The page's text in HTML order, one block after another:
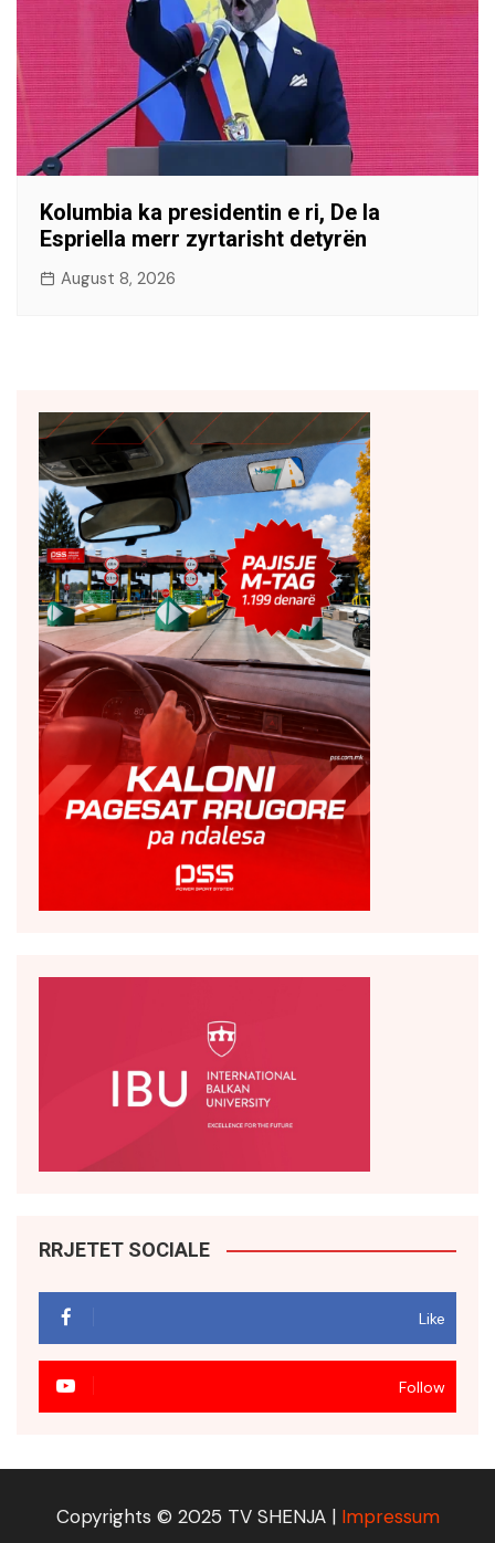
Kolumbia ka presidentin e ri, De la
Espriella merr zyrtarisht detyrën
August 8, 2026
RRJETET SOCIALE
Like
Follow
Copyrights © 2025 TV SHENJA | Impressum